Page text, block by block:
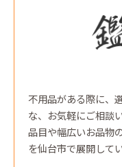
不用品がある際に、
な、お気軽にご相談
品目や幅広いお品物
を仙台市で展開してい